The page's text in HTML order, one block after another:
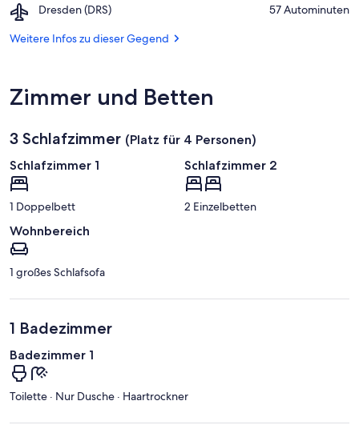
Dresden (DRS)
Airport,
(DRS)
‪57 Autominuten‬
Weitere Infos zu dieser Gegend
Zimmer und Betten
3 Schlafzimmer (Platz für 4 Personen)
Schlafzimmer 1
1 Doppelbett
Schlafzimmer 2
2 Einzelbetten
Wohnbereich
1 großes Schlafsofa
1 Badezimmer
Badezimmer 1
Toilette · Nur Dusche · Haartrockner